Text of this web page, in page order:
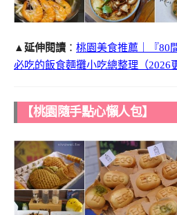
▲延伸閱讀 ： 桃園美食推薦｜『80
必吃的飯食麵攤小吃總整理（2026
【桃園隨手點心懶人包】